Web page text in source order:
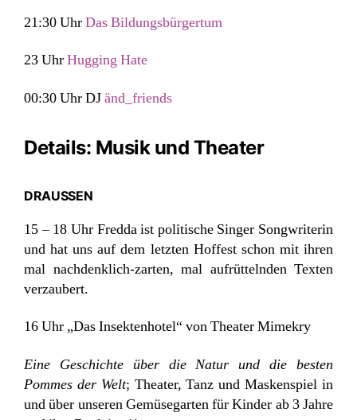
21:30 UhrDas Bildungsbürgertum
23 UhrHugging Hate
00:30 Uhr DJänd_friends
Details: Musik und Theater
DRAUSSEN
15 – 18 Uhr Fredda ist politische Singer Songwriterin
und hat uns auf dem letzten Hoffest schon mit ihren
mal nachdenklich-zarten, mal aufrüttelnden Texten
verzaubert.
16 Uhr „Das Insektenhotel“ von Theater Mimekry
Eine Geschichte über die Natur und die besten
Pommes der Welt; Theater, Tanz und Maskenspiel in
und über unseren Gemüsegarten für Kinder ab 3 Jahre